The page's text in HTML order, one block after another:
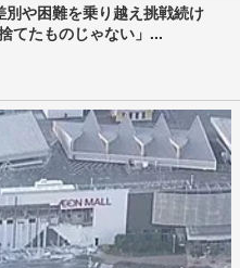
や困難を乗り越え挑戦続け
てたものじゃない」...